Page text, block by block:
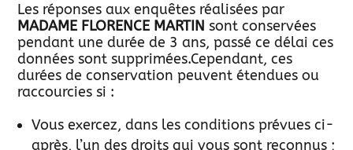
Les réponses aux enquêtes réalisées par
MADAME FLORENCE MARTIN sont conservées
pendant une durée de 3 ans, passé ce délai ces
données sont supprimées.Cependant, ces
durées de conservation peuvent étendues ou
raccourcies si :
Vous exercez, dans les conditions prévues ci-
après, l’un des droits qui vous sont reconnus ;